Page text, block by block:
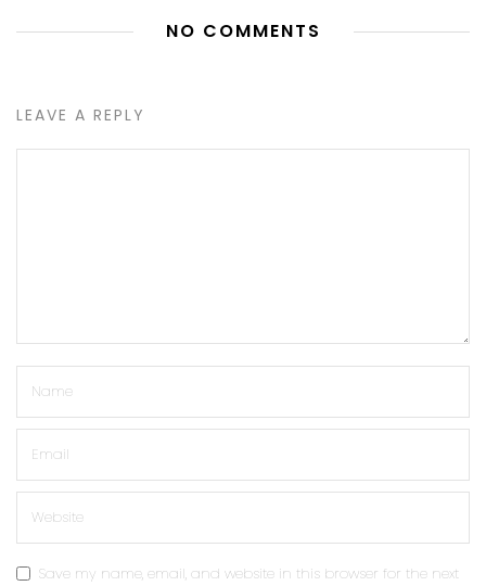
NO COMMENTS
LEAVE A REPLY
Save my name, email, and website in this browser for the next